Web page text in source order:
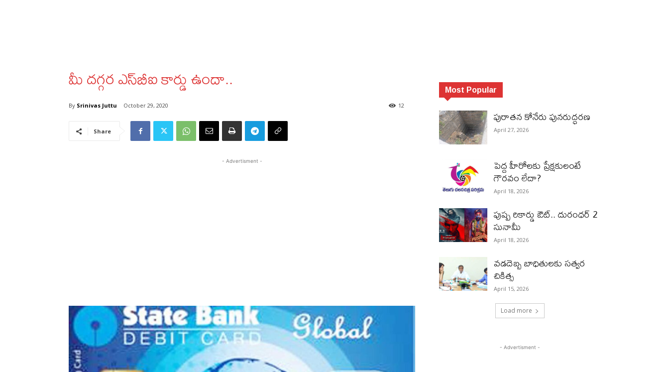
మీ దగ్గర ఎస్‌బీఐ కార్డు ఉందా..
By Srinivas Juttu October 29, 2020 12
Share
- Advertisment -
Most Popular
పురాత‌న కోనేరు పున‌రుద్ధ‌ర‌ణ
April 27, 2026
పెద్ద హీరోల‌కు ప్రేక్ష‌కులంటే
గౌర‌వం లేదా?
April 18, 2026
పుష్ప రికార్డు ఔట్‌.. దురంధ‌ర్ 2
సునామీ
April 18, 2026
వడదెబ్బ బాధితులకు సత్వర
చికిత్స
April 15, 2026
Load more
- Advertisment -